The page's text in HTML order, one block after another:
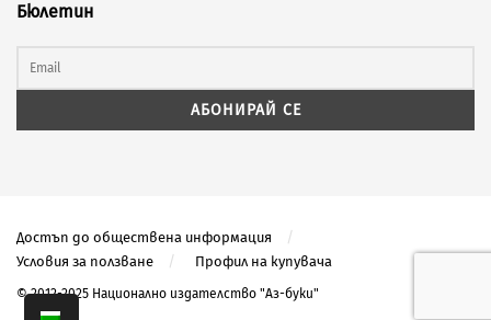
Бюлетин
Достъп до обществена информация
Условия за ползване
Профил на купувача
© 2012-2025 Национално издателство "Аз-буки"